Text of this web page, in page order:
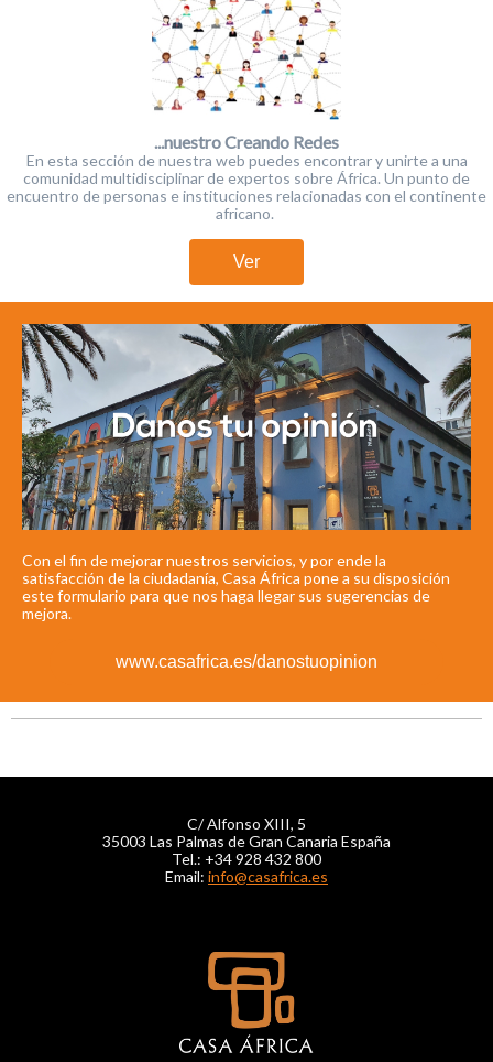
...nuestro Creando Redes
En esta sección de nuestra web puedes encontrar y unirte a una
comunidad multidisciplinar de expertos sobre África. Un punto de
encuentro de personas e instituciones relacionadas con el continente
africano.
Ver
Con el fin de mejorar nuestros servicios, y por ende la
satisfacción de la ciudadanía, Casa África pone a su disposición
este formulario para que nos haga llegar sus sugerencias de
mejora.
www.casafrica.es/danostuopinion
C/ Alfonso XIII, 5
35003 Las Palmas de Gran Canaria España
Tel.: +34 928 432 800
Email: info@casafrica.es